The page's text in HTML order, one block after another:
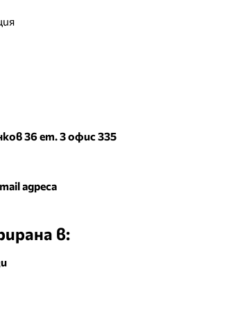
36 ет. 3 офис 335
адреса
в: